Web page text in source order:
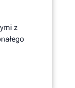
z